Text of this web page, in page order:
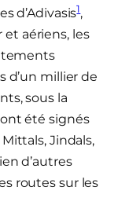
d’Adivasis1,
aériens, les
d’un millier de
sous la
été signés
Jindals,
d’autres
routes sur les